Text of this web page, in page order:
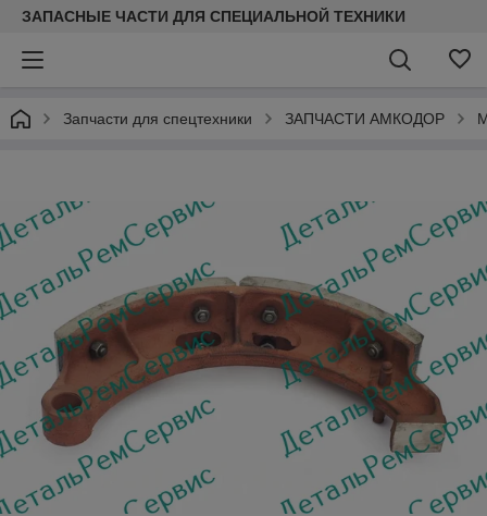
ЗАПАСНЫЕ ЧАСТИ ДЛЯ СПЕЦИАЛЬНОЙ ТЕХНИКИ
Запчасти для спецтехники ЗАПЧАСТИ АМКОДОР